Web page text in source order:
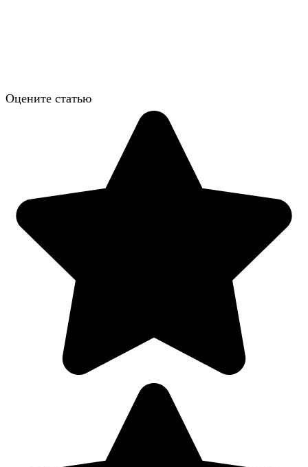
Оцените статью